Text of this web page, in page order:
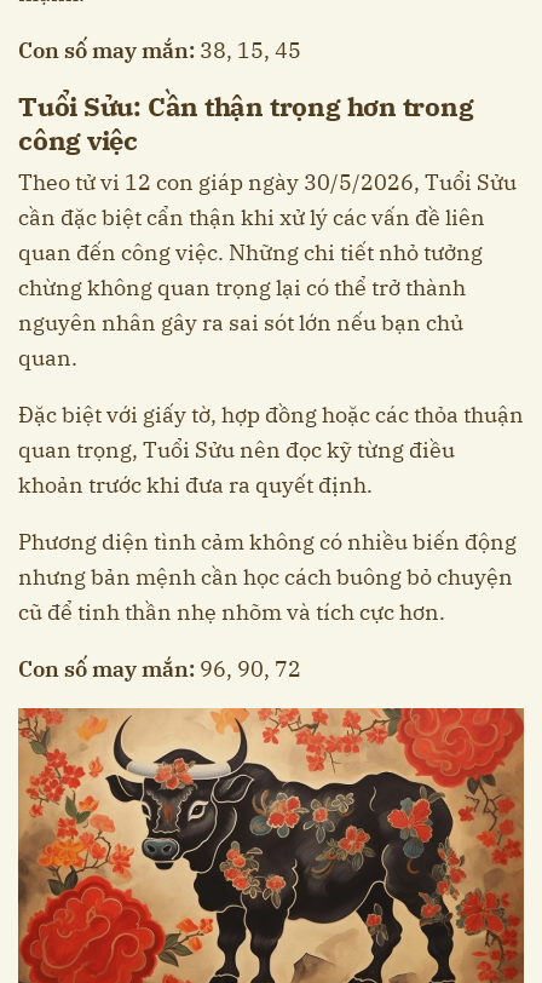
Con số may mắn: 38, 15, 45
Tuổi Sửu: Cần thận trọng hơn trong
công việc
Theo tử vi 12 con giáp ngày 30/5/2026, Tuổi Sửu
cần đặc biệt cẩn thận khi xử lý các vấn đề liên
quan đến công việc. Những chi tiết nhỏ tưởng
chừng không quan trọng lại có thể trở thành
nguyên nhân gây ra sai sót lớn nếu bạn chủ
quan.
Đặc biệt với giấy tờ, hợp đồng hoặc các thỏa thuận
quan trọng, Tuổi Sửu nên đọc kỹ từng điều
khoản trước khi đưa ra quyết định.
Phương diện tình cảm không có nhiều biến động
nhưng bản mệnh cần học cách buông bỏ chuyện
cũ để tinh thần nhẹ nhõm và tích cực hơn.
Con số may mắn: 96, 90, 72